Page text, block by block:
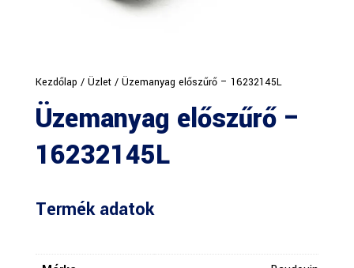
Kezdőlap / Üzlet/ Üzemanyag előszűrő – 16232145L
Üzemanyag előszűrő –
16232145L
Termék adatok